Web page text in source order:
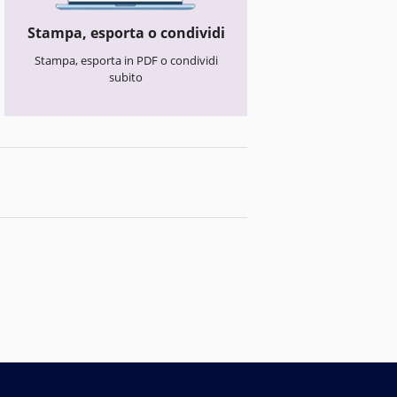
Stampa, esporta o condividi
Stampa, esporta in PDF o condividi
subito